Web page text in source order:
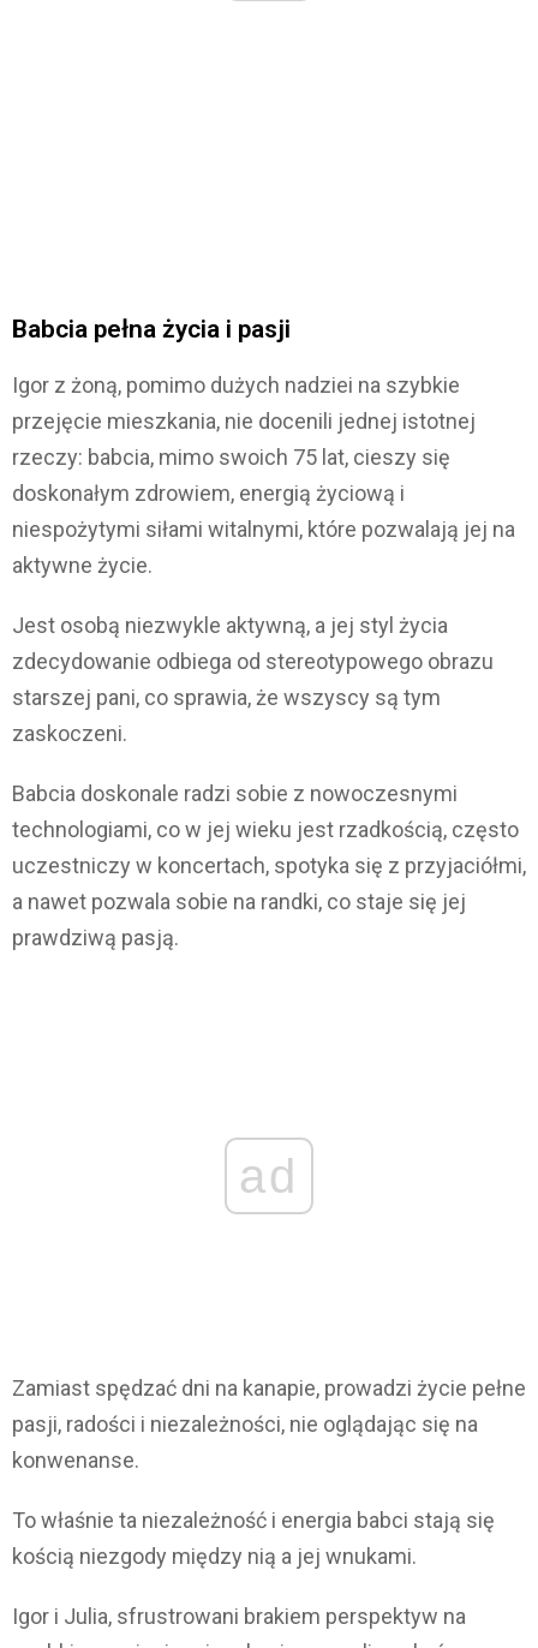
Babcia pełna życia i pasji
Igor z żoną, pomimo dużych nadziei na szybkie
przejęcie mieszkania, nie docenili jednej istotnej
rzeczy: babcia, mimo swoich 75 lat, cieszy się
doskonałym zdrowiem, energią życiową i
niespożytymi siłami witalnymi, które pozwalają jej na
aktywne życie.
Jest osobą niezwykle aktywną, a jej styl życia
zdecydowanie odbiega od stereotypowego obrazu
starszej pani, co sprawia, że wszyscy są tym
zaskoczeni.
Babcia doskonale radzi sobie z nowoczesnymi
technologiami, co w jej wieku jest rzadkością, często
uczestniczy w koncertach, spotyka się z przyjaciółmi,
a nawet pozwala sobie na randki, co staje się jej
prawdziwą pasją.
ad
Zamiast spędzać dni na kanapie, prowadzi życie pełne
pasji, radości i niezależności, nie oglądając się na
konwenanse.
To właśnie ta niezależność i energia babci stają się
kością niezgody między nią a jej wnukami.
Igor i Julia, sfrustrowani brakiem perspektyw na